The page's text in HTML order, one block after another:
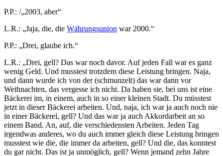
P.P.: /„2003, aber“
L.R.: „Jaja, die, die Währungsunion war 2000.“
P.P.: „Drei, glaube ich.“
L.R.: „Drei, gell? Das war noch davor. Auf jeden Fall war es ganz
wenig Geld. Und musstest trotzdem diese Leistung bringen. Naja,
und dann wurde ich von der (schmunzelt) das war dann vor
Weihnachten, das vergesse ich nicht. Da haben sie, bei uns ist eine
Bäckerei im, in einem, auch in so einer kleinen Stadt. Du müsstest
jetzt in dieser Bäckerei arbeiten. Und, naja, ich war ja auch noch nie
in einer Bäckerei, gell? Und das war ja auch Akkordarbeit an so
einem Band. An, auf, die verschiedensten Arbeiten. Jeden Tag
irgendwas anderes, wo du auch immer gleich diese Leistung bringen
musstest wie die, die immer da arbeiten, gell? Und die, das konntest
du gar nicht. Das ist ja unmöglich, gell? Wenn jemand zehn Jahre